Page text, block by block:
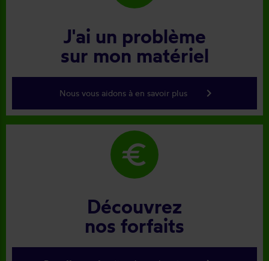
J'ai un problème
sur mon matériel
Nous vous aidons à en savoir plus keyboard_arrow_right
euro
Découvrez
nos forfaits